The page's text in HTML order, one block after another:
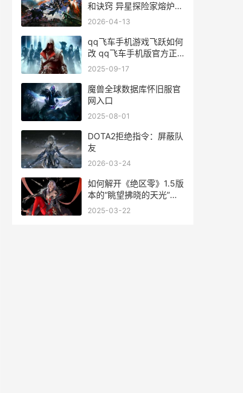
和诀窍 异星探险家熔炉怎
么获得
2026-04-13
qq飞车手机游戏飞跃如何
改 qq飞车手机版官方正
版
2025-09-17
魔兽全球数据库怀旧服官
网入口
2025-08-01
DOTA2拒绝指令：屏蔽队
友
2026-03-24
如何解开《绝区零》1.5版
本的“眺望拂晓的天光”成
就
2025-03-22